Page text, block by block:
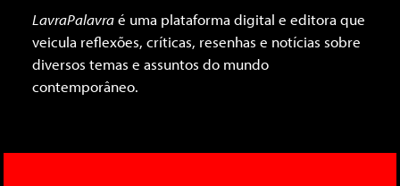
LavraPalavraé uma plataforma digital e editora que
veicula reflexões, críticas, resenhas e notícias sobre
diversos temas e assuntos do mundo
contemporâneo.